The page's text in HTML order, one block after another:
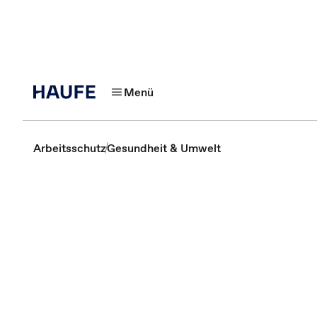
Menü
ArbeitsschutzGesundheit & Umwelt